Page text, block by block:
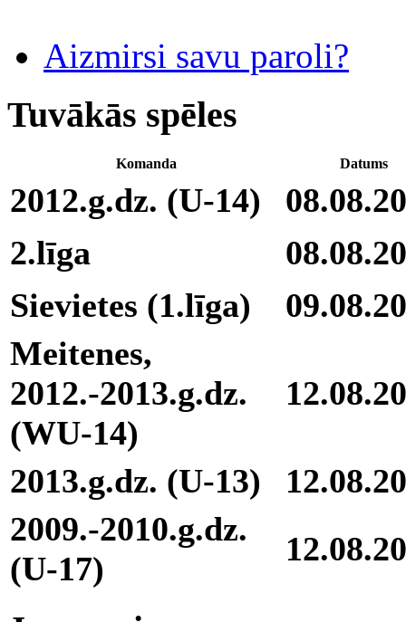
Aizmirsi savu paroli?
Tuvākās spēles
Komanda Datums
2012.g.dz. (U-14)
2.līga
Sievietes (1.līga)
Meitenes,
2012.-2013.g.dz.
(WU-14)
2013.g.dz. (U-13)
2009.-2010.g.dz.
(U-17)